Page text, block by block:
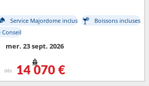
Service Majordome inclus
Boissons incluses
Conseil
mer. 23 sept. 2026
dès 14 070 €